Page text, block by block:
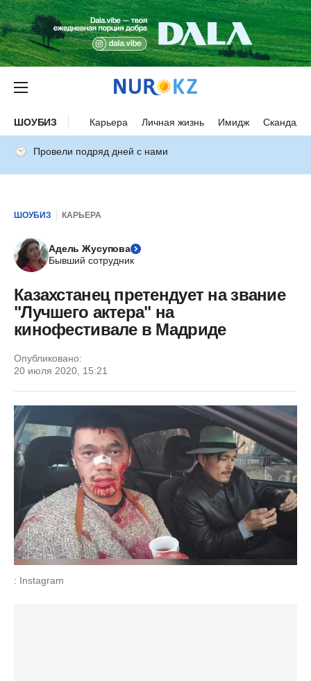
ШОУБИЗ Карьера Личная жизнь Имидж Скандалы
Провели подряд дней с нами
ШОУБИЗ КАРЬЕРА
Адель Жусупова
Бывший сотрудник
Казахстанец претендует на звание
"Лучшего актера" на
кинофестивале в Мадриде
Опубликовано:
20 июля 2020, 15:21
: Instagram